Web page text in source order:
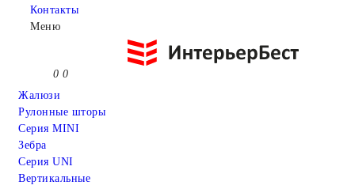
Контакты
Меню
0 0
Жалюзи
Рулонные шторы
Серия MINI
Зебра
Серия UNI
Вертикальные